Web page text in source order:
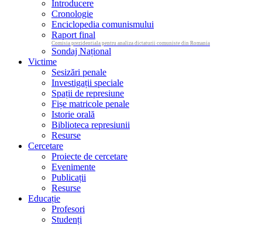
Introducere
Cronologie
Enciclopedia comunismului
Raport final
Comisia prezidentiala pentru analiza dictaturii comuniste din Romania
Sondaj Național
Victime
Sesizări penale
Investigații speciale
Spații de represiune
Fișe matricole penale
Istorie orală
Biblioteca represiunii
Resurse
Cercetare
Proiecte de cercetare
Evenimente
Publicații
Resurse
Educație
Profesori
Studenți